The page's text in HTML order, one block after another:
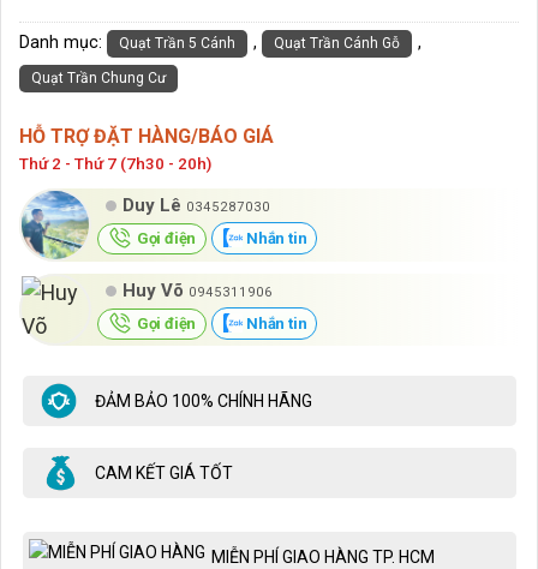
Danh mục: Quạt Trần 5 Cánh , Quạt Trần Cánh Gỗ ,
Quạt Trần Chung Cư
HỖ TRỢ ĐẶT HÀNG/BÁO GIÁ
Thứ 2 - Thứ 7 (7h30 - 20h)
Duy Lê 0345287030
Gọi điện Nhắn tin
Huy Võ 0945311906
Gọi điện Nhắn tin
ĐẢM BẢO 100% CHÍNH HÃNG
CAM KẾT GIÁ TỐT
MIỄN PHÍ GIAO HÀNG TP. HCM